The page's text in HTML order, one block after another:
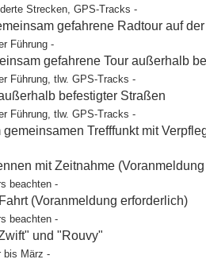
Strecken, GPS-Tracks -
gefahrene Radtour auf
Führung -
gefahrene Tour außerhalb
Führung, tlw. GPS-Tracks -
befestigter Straßen
Führung, tlw. GPS-Tracks -
Trefffunkt mit
mit Zeitnahme
beachten -
(Voranmeldung erforderlich)
beachten -
und "Rouvy"
bis März -